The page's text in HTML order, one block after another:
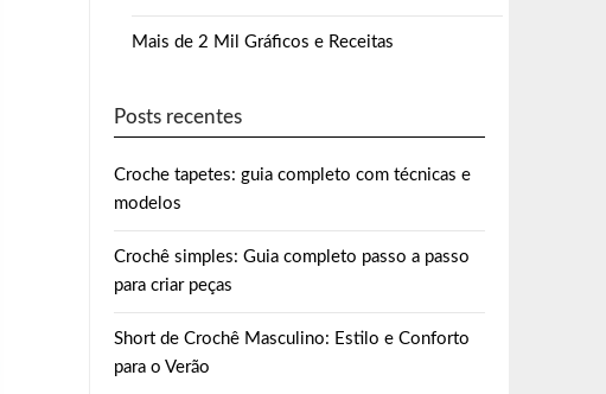
Mais de 2 Mil Gráficos e Receitas
Posts recentes
Croche tapetes: guia completo com técnicas e
modelos
Crochê simples: Guia completo passo a passo
para criar peças
Short de Crochê Masculino: Estilo e Conforto
para o Verão